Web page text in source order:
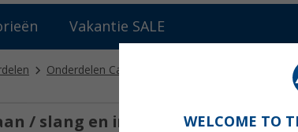
Vakantie SALE
Onderdelen Cadac Onderdelen Cadac
/ slang en injector 30 mbar voor
WELCOME TO